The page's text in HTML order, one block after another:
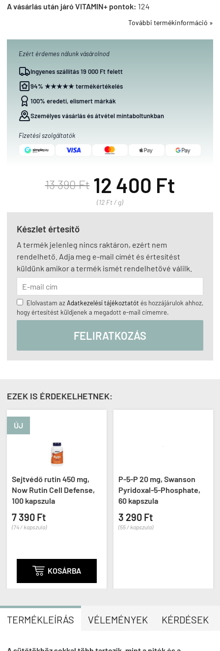
A vásárlás után járó VITAMIN+ pontok: 124
További termékinformáció »
Ezért érdemes nálunk vásárolnod
Ingyenes szállítás 19 000 Ft felett
94% ★★★★★ termékértékelés
100% eredeti, elismert márkák
Személyes vásárlás és átvétel mintaboltunkban
Fizetési szolgáltatók
13 390 Ft 12 400 Ft
(12 Ft / g)
Készlet értesítő
A termék jelenleg nincs raktáron, ezért nem
rendelhető. Adja meg e-mail címét és értesítést
küldünk amikor a termék ismét rendelhetővé válilk.
Elolvastam azAdatkezelési tájékoztatót és hozzájárulok ahhoz,
hogy értesítést küldjenek a megadott e-mail címemre.
FELIRATKOZÁS
EZEK IS ÉRDEKELHETNEK:
ÚJ
Sejtvédő rutin 450 mg,
Now Rutin Cell Defense,
100 kapszula
7 390 Ft
(74 / kapszula)
 KOSÁRBA
P-5-P 20 mg, Swanson
Pyridoxal-5-Phosphate,
60 kapszula
3 290 Ft
(55 / kapszula)
TERMÉKLEÍRÁS VÉLEMÉNYEK KÉRDÉSEK